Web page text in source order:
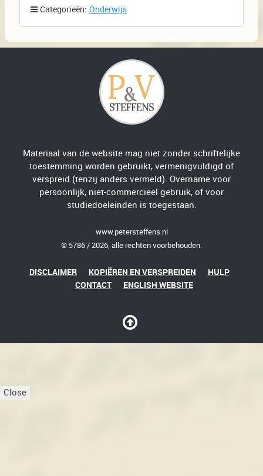
Categorieën: Onderwijs
Materiaal van de website mag niet zonder schriftelijke
toestemming worden gebruikt, vermenigvuldigd of
verspreid (tenzij anders vermeld). Overname voor
persoonlijk, niet-commercieel gebruik, of voor
studiedoeleinden is toegestaan.
www.petersteffens.nl
© 5786 / 2026, alle rechten voorbehouden.
DISCLAIMER KOPIËREN EN VERSPREIDEN
HULP
CONTACT
ENGLISH WEBSITE
Close